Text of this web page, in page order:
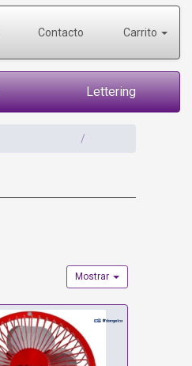
Contacto Carrito
Lettering
Mostrar